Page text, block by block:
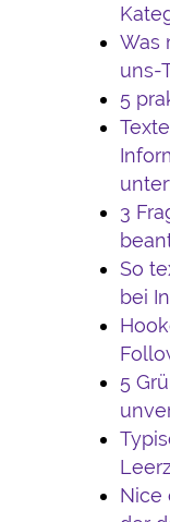
Was
uns-
5
3
So
bei
5
Nice